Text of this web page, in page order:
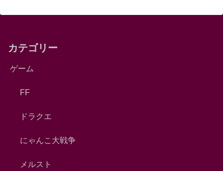
カテゴリー
ゲーム
FF
ドラクエ
にゃんこ大戦争
メルスト